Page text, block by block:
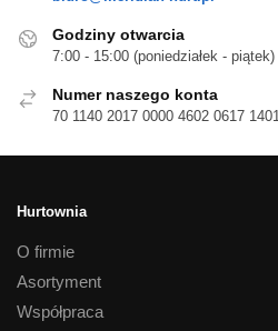
Godziny otwarcia
7:00 - 15:00 (poniedziałek - piątek)
Numer naszego konta
70 1140 2017 0000 4602 0617 1401
Hurtownia
O firmie
Asortyment
Współpraca